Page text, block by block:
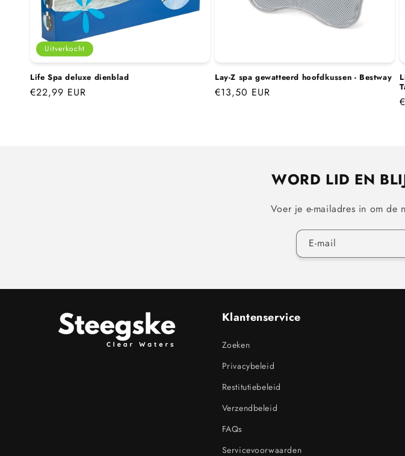
i
:
Uitverkocht
Life Spa deluxe dienblad
Normale
€22,99 EUR
Lay-Z spa gewatteerd hoofdkussen - Bestway
Normale
€13,50 EUR
WORD LID EN
Voer je e-mailadres in om de
E‑mail
Klantenservice
Zoeken
Privacybeleid
Restitutiebeleid
Verzendbeleid
FAQs
Servicevoorwaarden